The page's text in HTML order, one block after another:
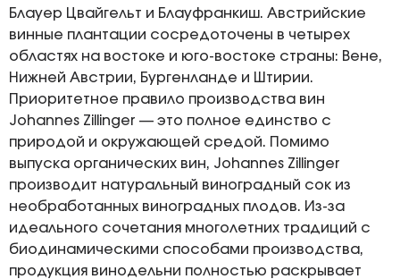
Блауер Цвайгельт и Блауфранкиш. Австрийские
винные плантации сосредоточены в четырех
областях на востоке и юго-востоке страны: Вене,
Нижней Австрии, Бургенланде и Штирии.
Приоритетное правило производства вин
Johannes Zillinger — это полное единство с
природой и окружающей средой. Помимо
выпуска органических вин, Johannes Zillinger
производит натуральный виноградный сок из
необработанных виноградных плодов. Из-за
идеального сочетания многолетних традиций с
биодинамическими способами производства,
продукция винодельни полностью раскрывает